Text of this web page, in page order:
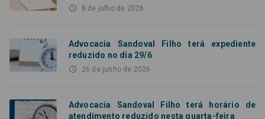
access_time 8 de julho de 2026
Advocacia Sandoval Filho terá expediente
reduzido no dia 29/6
access_time 26 de junho de 2026
Advocacia Sandoval Filho terá horário de
atendimento reduzido nesta quarta-feira